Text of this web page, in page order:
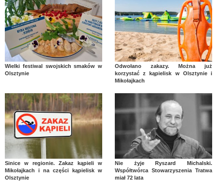
Wielki festiwal swojskich smaków w
Olsztynie
Odwołano zakazy. Można już
korzystać z kąpielisk w Olsztynie i
Mikołajkach
Sinice w regionie. Zakaz kąpieli w
Mikołajkach i na części kąpielisk w
Olsztynie
Nie żyje Ryszard Michalski.
Współtwórca Stowarzyszenia Tratwa
miał 72 lata